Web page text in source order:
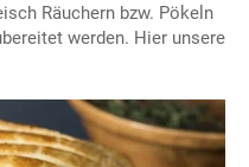
Räuchern bzw. Pökeln
werden. Hier unsere